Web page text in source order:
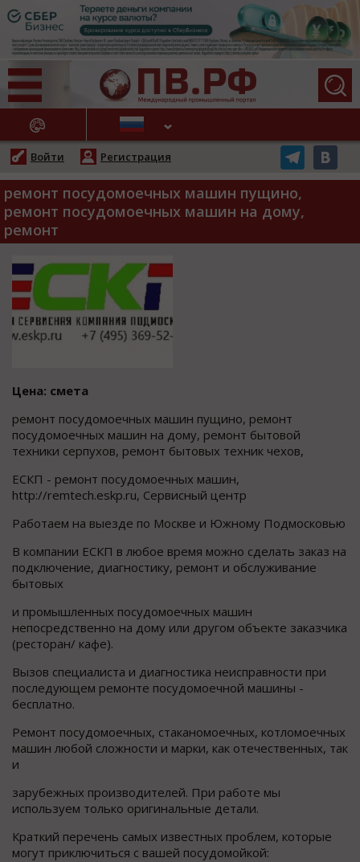
НОВОСТИ
Войти Регистрация
ремонт посудомоечных машин пущино,
ремонт посудомоечных машин на дому,
ремонт
Цена: смета
ремонт посудомоечных машин пущино, ремонт
посудомоечных машин на дому, ремонт бытовой
техники серпухов, ремонт бытовых техник чехов,
ЕСКП - ремонт посудомоечных машин,
http://remtech.eskp.ru, Сервисный центр
Работаем на выезде по Москве и Южному Подмосковью
В компании ЕСКП в любое время можно сделать заказ на
подключение, диагностику, ремонт и обслуживание
бытовых
и промышленных посудомоечных машин
непосредственно на дому или другом объекте заказчика
(ресторан/ кафе).
Вызов специалиста и диагностика неисправности при
последующем ремонте посудомоечной машины -
бесплатно.
Ремонт посудомоечных, стаканомоечных, котломоечных
машин любой сложности и марки, как отечественных, так
и
зарубежных производителей. При работе мы
используем только оригинальные детали.
Краткий перечень самых известных проблем, которые
могут приключиться с вашей посудомойкой: